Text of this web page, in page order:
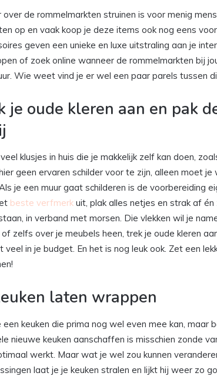
over de rommelmarkten struinen is voor menig
op en vaak koop je deze items ook nog eens
geven een unieke en luxe uitstraling aan je
of zoek online wanneer de rommelmarkten bij
Wie weet vind je er wel een paar parels tussen
je oude kleren aan en pak
klusjes in huis die je makkelijk zelf kan doen,
geen ervaren schilder voor te zijn, alleen moet
je een muur gaat schilderen is de voorbereiding
beste verfmerk uit, plak alles netjes en strak af
in verband met morsen. Die vlekken wil je
of zelfs over je meubels heen, trek je oude kleren
veel in je budget. En het is nog leuk ook. Zet een
laten wrappen
een keuken die prima nog wel even mee kan, maar
nieuwe keuken aanschaffen is misschien zonde
werkt. Maar wat je wel zou kunnen
laat je je keuken stralen en lijkt hij weer zo